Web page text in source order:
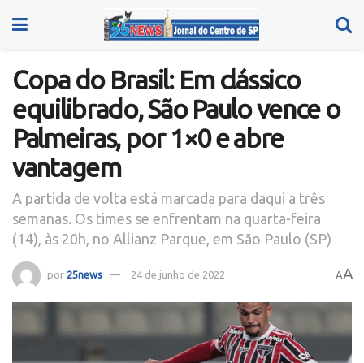
Copa do Brasil: Em clássico
equilibrado, São Paulo vence o
Palmeiras, por 1×0 e abre
vantagem
A partida de volta está marcada para daqui a três
semanas. Os times se enfrentam na quarta-feira
(14), às 20h, no Allianz Parque, em São Paulo (SP)
por 25news 24 de junho de 2022 AA